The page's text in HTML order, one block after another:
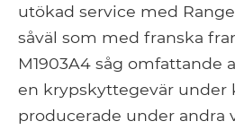
utökad service med
såväl som med franska
M1903A4 såg omfattande
en krypskyttegevär under
producerade under andra